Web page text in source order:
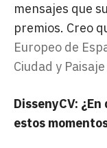
mensajes que
premios. Creo
Europeo de
Ciudad y Paisaje
DissenyCV:
estos